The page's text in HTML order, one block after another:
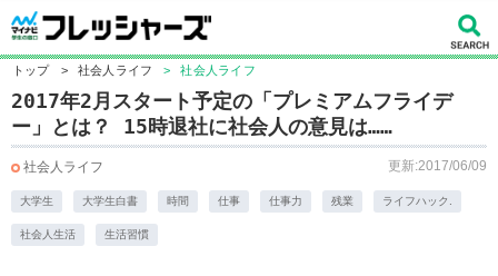
トップ > 社会人ライフ > 社会人ライフ
2017年2月スタート予定の「プレミアムフライデ
ー」とは？ 15時退社に社会人の意見は……
社会人ライフ 更新:2017/06/09
大学生 大学生白書 時間 仕事 仕事力 残業 ライフハック.
社会人生活 生活習慣